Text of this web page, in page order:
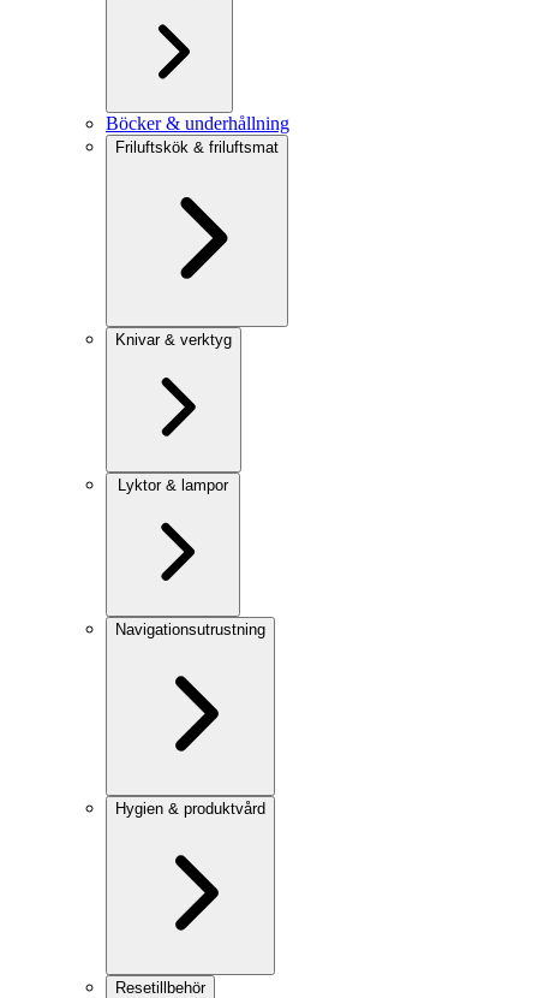
Böcker & underhållning
Friluftskök & friluftsmat
Knivar & verktyg
Lyktor & lampor
Navigationsutrustning
Hygien & produktvård
Resetillbehör